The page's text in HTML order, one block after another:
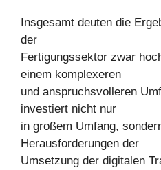
Insgesamt deuten die
der
Fertigungssektor zwar
einem komplexeren
und anspruchsvolleren
investiert nicht nur
in großem Umfang,
Herausforderungen der
Umsetzung der digitalen